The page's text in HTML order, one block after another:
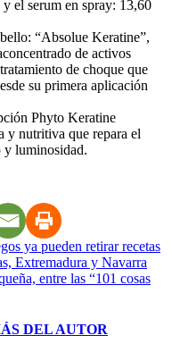
el serum en spray: 13,60
“Absolue Keratine”,
de activos
de choque que
su primera aplicación
Phyto Keratine
y nutritiva que repara el
y luminosidad.
ya pueden retirar recetas
Extremadura y Navarra
entre las “101 cosas
DEL AUTOR